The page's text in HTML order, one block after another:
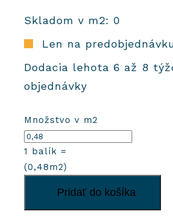
Skladom v m2: 0
Len na
Dodacia lehota 6 až 8
objednávky
Množstvo v m2
1
balík =
(0,48m2)
Cementové
dlaždice
Pridať do košíka